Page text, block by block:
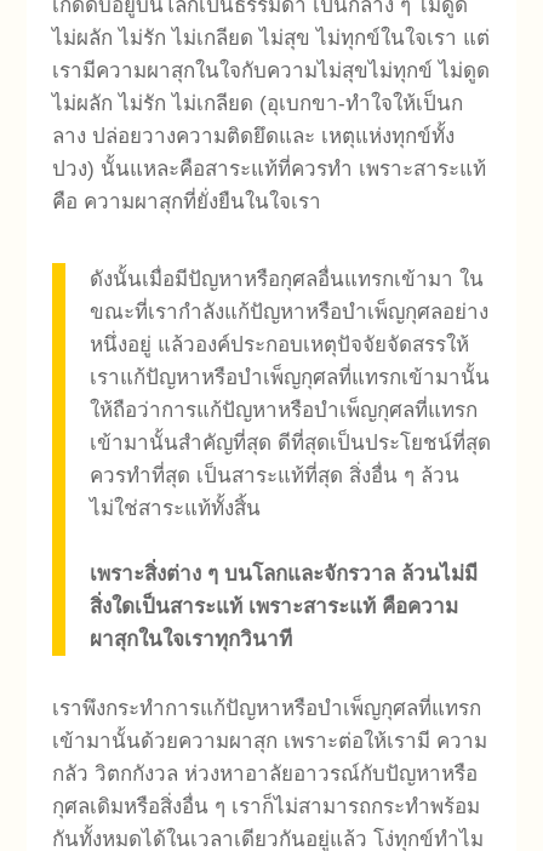
เกิดดับอยู่บนโลกเป็นธรรมดา เป็นกลาง ๆ ไม่ดูด
ไม่ผลัก ไม่รัก ไม่เกลียด ไม่สุข ไม่ทุกข์ในใจเรา แต่
เรามีความผาสุกในใจกับความไม่สุขไม่ทุกข์ ไม่ดูด
ไม่ผลัก ไม่รัก ไม่เกลียด (อุเบกขา-ทำใจให้เป็นก
ลาง ปล่อยวางความติดยึดและ เหตุแห่งทุกข์ทั้ง
ปวง) นั้นแหละคือสาระแท้ที่ควรทำ เพราะสาระแท้
คือ ความผาสุกที่ยั่งยืนในใจเรา
ดังนั้นเมื่อมีปัญหาหรือกุศลอื่นแทรกเข้ามา ใน
ขณะที่เรากำลังแก้ปัญหาหรือบำเพ็ญกุศลอย่าง
หนึ่งอยู่ แล้วองค์ประกอบเหตุปัจจัยจัดสรรให้
เราแก้ปัญหาหรือบำเพ็ญกุศลที่แทรกเข้ามานั้น
ให้ถือว่าการแก้ปัญหาหรือบำเพ็ญกุศลที่แทรก
เข้ามานั้นสำคัญที่สุด ดีที่สุดเป็นประโยชน์ที่สุด
ควรทำที่สุด เป็นสาระแท้ที่สุด สิ่งอื่น ๆ ล้วน
ไม่ใช่สาระแท้ทั้งสิ้น
เพราะสิ่งต่าง ๆ บนโลกและจักรวาล ล้วนไม่มี
สิ่งใดเป็นสาระแท้ เพราะสาระแท้ คือความ
ผาสุกในใจเราทุกวินาที
เราพึงกระทำการแก้ปัญหาหรือบำเพ็ญกุศลที่แทรก
เข้ามานั้นด้วยความผาสุก เพราะต่อให้เรามี ความ
กลัว วิตกกังวล ห่วงหาอาลัยอาวรณ์กับปัญหาหรือ
กุศลเดิมหรือสิ่งอื่น ๆ เราก็ไม่สามารถกระทำพร้อม
กันทั้งหมดได้ในเวลาเดียวกันอยู่แล้ว โง่ทุกข์ทำไม